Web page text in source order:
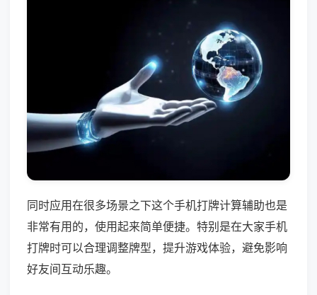
同时应用在很多场景之下这个手机打牌计算辅助也是
非常有用的，使用起来简单便捷。特别是在大家手机
打牌时可以合理调整牌型，提升游戏体验，避免影响
好友间互动乐趣。